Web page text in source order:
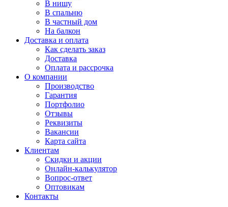
В нишу
В спальню
В частный дом
На балкон
Доставка и оплата
Как сделать заказ
Доставка
Оплата и рассрочка
О компании
Производство
Гарантия
Портфолио
Отзывы
Реквизиты
Вакансии
Карта сайта
Клиентам
Скидки и акции
Онлайн-калькулятор
Вопрос-ответ
Оптовикам
Контакты